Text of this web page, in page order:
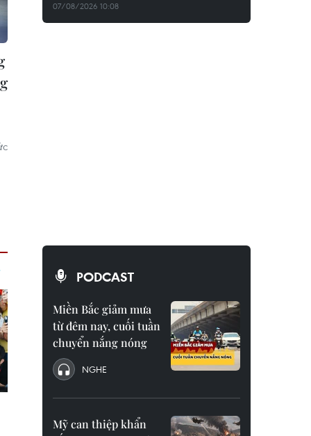
07/08/2026 10:08
PODCAST
Miền Bắc giảm mưa
từ đêm nay, cuối tuần
chuyển nắng nóng
NGHE
Mỹ can thiệp khẩn